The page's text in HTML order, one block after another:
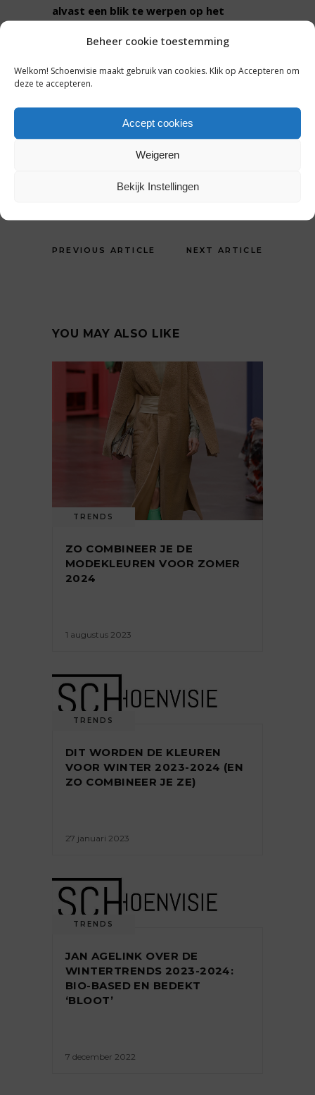
Beheer cookie toestemming
Welkom! Schoenvisie maakt gebruik van cookies. Klik op Accepteren om
deze te accepteren.
Accept cookies
Weigeren
Bekijk Instellingen
alvast een blik te werpen op het
januari met trendforecaster Jan
Agelink mee op Trendsafari.
Tags:
Trendsafari,trendwatcher
PREVIOUS ARTICLE NEXT ARTICLE
YOU MAY ALSO LIKE
TRENDS
ZO COMBINEER JE DE
MODEKLEUREN VOOR ZOMER
2024
1 augustus 2023
TRENDS
DIT WORDEN DE KLEUREN
VOOR WINTER 2023-2024 (EN
ZO COMBINEER JE ZE)
27 januari 2023
TRENDS
JAN AGELINK OVER DE
WINTERTRENDS 2023-2024:
BIO-BASED EN BEDEKT
‘BLOOT’
7 december 2022